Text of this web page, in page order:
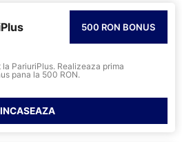
500 RON BONUS
PariuriPlus. Realizeaza prima
pana la 500 RON.
INCASEAZA